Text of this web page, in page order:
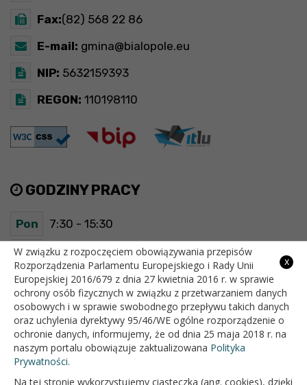
Fax:(82) 568 22 86
E-mail: gmina@bialopole.eu
NIP: 5632159393
REGON: 110198110
GODZINY PRACY
Pon 7:30 - 15:30
Wt 7:30 - 15:30
Śr 7:30 - 15:30
Czw 7:30 - 15:30
Pt 7:30 - 15:30
OFICJALNY SERWIS INTERNETOWY GMINY BIAŁOPOLE
x
W związku z rozpoczęciem obowiązywania przepisów
Rozporządzenia Parlamentu Europejskiego i Rady Unii
Europejskiej 2016/679 z dnia 27 kwietnia 2016 r. w sprawie
ochrony osób fizycznych w związku z przetwarzaniem danych
osobowych i w sprawie swobodnego przepływu takich danych
oraz uchylenia dyrektywy 95/46/WE ogólne rozporządzenie o
ochronie danych, informujemy, że od dnia 25 maja 2018 r. na
naszym portalu obowiązuje zaktualizowana Polityka
Prywatności.
Na tej stronie wykorzystujemy ciasteczka (ang. cookies), dzięki